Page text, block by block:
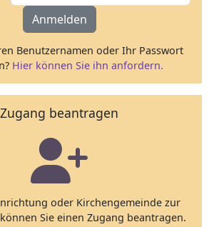
Anmelden
Benutzernamen oder Ihr Passwort
Hier können Sie ihn anfordern.
Zugang beantragen
oder Kirchengemeinde zur
Sie einen Zugang beantragen.